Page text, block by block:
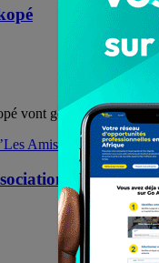
vont goûter la joie des
‘’Les